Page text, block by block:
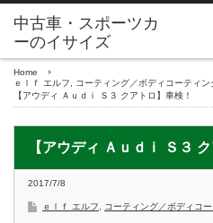
Home
ｅｌｆ エルフ
コーティング／ボディコーティン
【アウディ Ａｕｄｉ Ｓ３ クアトロ】車検！
【アウディ Ａｕｄｉ Ｓ３
2017/7/8
ｅｌｆ エルフ コーティング／ボディコ